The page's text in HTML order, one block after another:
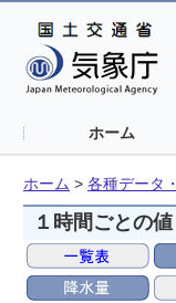
ホーム
ホーム > 各種データ
１時間ごとの値